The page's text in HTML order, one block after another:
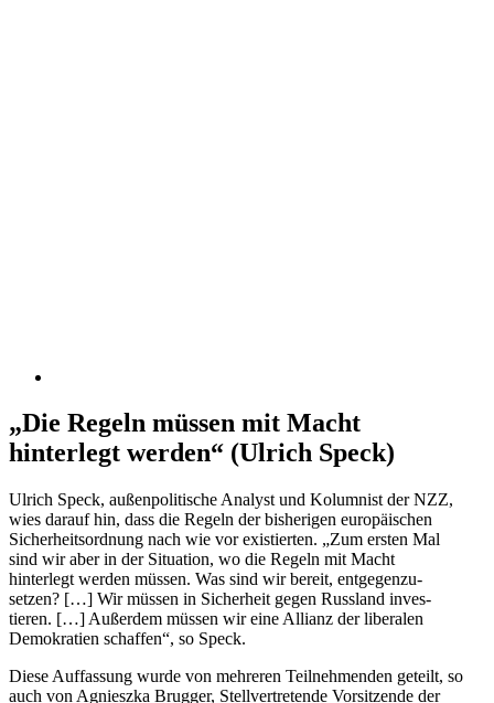
„Die Regeln müssen mit Macht
hinterlegt werden“ (Ulrich Speck)
Ulrich Speck, außen­po­li­tische Analyst und Kolumnist der NZZ,
wies darauf hin, dass die Regeln der bishe­rigen europäi­schen
Sicher­heits­ordnung nach wie vor existierten. „Zum ersten Mal
sind wir aber in der Situation, wo die Regeln mit Macht
hinterlegt werden müssen. Was sind wir bereit, entge­gen­zu­
setzen? […] Wir müssen in Sicherheit gegen Russland inves­
tieren. […] Außerdem müssen wir eine Allianz der liberalen
Demokratien schaffen“, so Speck.
Diese Auffassung wurde von mehreren Teilneh­menden geteilt, so
auch von Agnieszka Brugger, Stell­ver­tre­tende Vorsit­zende der